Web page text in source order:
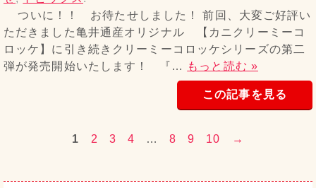
ついに！！ お待たせしました！ 前回、大変ご好評い
ただきました亀井通産オリジナル 【カニクリーミーコ
ロッケ】に引き続きクリーミーコロッケシリーズの第二
弾が発売開始いたします！ 『…
もっと読む »
この記事を見る
1 2 3 4 … 8 9 10 →